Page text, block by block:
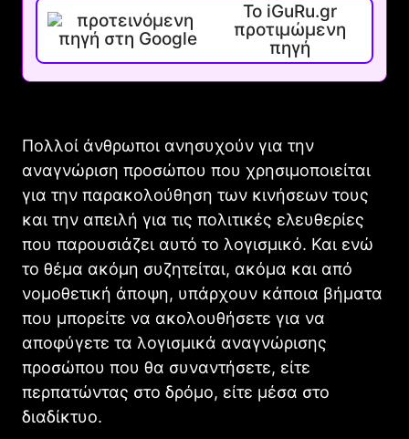
Το iGuRu.gr
προτιμώμενη
πηγή
Πολλοί άνθρωποι ανησυχούν για την
αναγνώριση προσώπου που χρησιμοποιείται
για την παρακολούθηση των κινήσεων τους
και την απειλή για τις πολιτικές ελευθερίες
που παρουσιάζει αυτό το λογισμικό. Και ενώ
το θέμα ακόμη συζητείται, ακόμα και από
νομοθετική άποψη, υπάρχουν κάποια βήματα
που μπορείτε να ακολουθήσετε για να
αποφύγετε τα λογισμικά αναγνώρισης
προσώπου που θα συναντήσετε, είτε
περπατώντας στο δρόμο, είτε μέσα στο
διαδίκτυο.